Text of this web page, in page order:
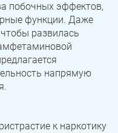
побочных эффектов,
функции. Даже
развилась
напрямую
к наркотику